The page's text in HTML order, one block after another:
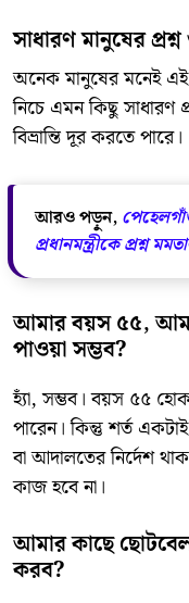
​সাধারণ মানুষের
​অনেক মানুষের মনেই এই
নিচে এমন কিছু সাধারণ
বিভ্রান্তি দূর করতে পারে।
আরও পড়ুন,
প্রধানমন্ত্রীকে প্রশ্ন
​আমার বয়স ৫৫,
পাওয়া সম্ভব?
​হ্যাঁ, সম্ভব। বয়স ৫৫
পারেন। কিন্তু শর্ত
বা আদালতের নির্দেশ
কাজ হবে না।
​আমার কাছে
করব?